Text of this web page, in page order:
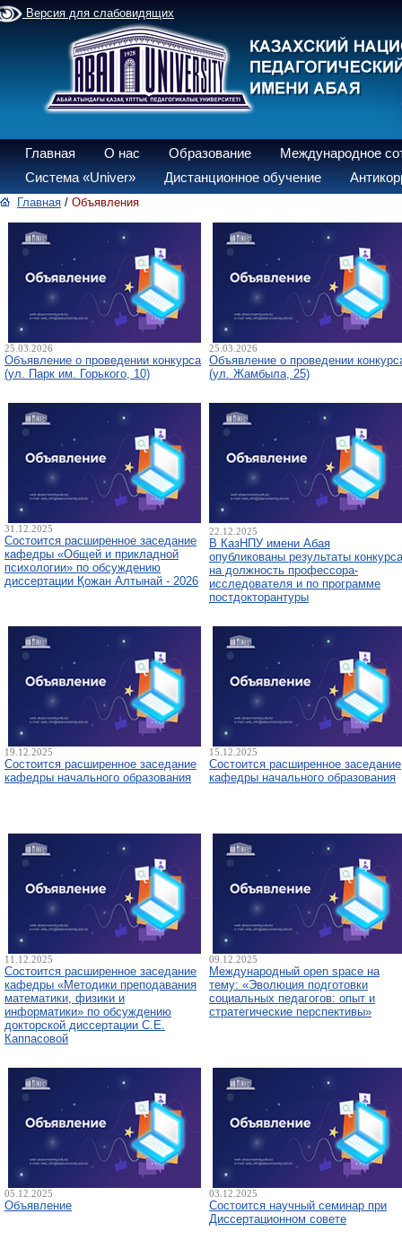
Версия для слабовидящих
Главная О нас Образование
Международное
Система «Univer»
Дистанционное обучение
Главная / Объявления
25.03.2026
Объявление о проведении конкурса
(ул. Парк им. Горького, 10)
25.03.2026
Объявление о проведении
(ул. Жамбыла, 25)
31.12.2025
Состоится расширенное заседание
кафедры «Общей и прикладной
психологии» по обсуждению
диссертации Қожан Алтынай - 2026
22.12.2025
В КазНПУ имени Абая
опубликованы результаты конкурса
на должность профессора-
исследователя и по программе
постдокторантуры
19.12.2025
Состоится расширенное заседание
кафедры начального образования
15.12.2025
Состоится расширенное заседание
кафедры начального образования
11.12.2025
Состоится расширенное заседание
кафедры «Методики преподавания
математики, физики и
информатики» по обсуждению
докторской диссертации С.Е.
Каппасовой
09.12.2025
Международный open space на
тему: «Эволюция подготовки
социальных педагогов: опыт и
стратегические перспективы»
05.12.2025
Объявление
03.12.2025
Состоится научный семинар при
Диссертационном совете